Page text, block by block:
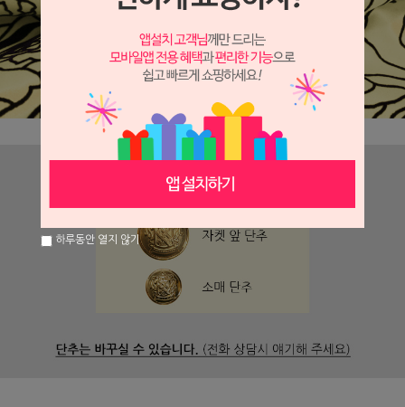
하루동안 열지 않기